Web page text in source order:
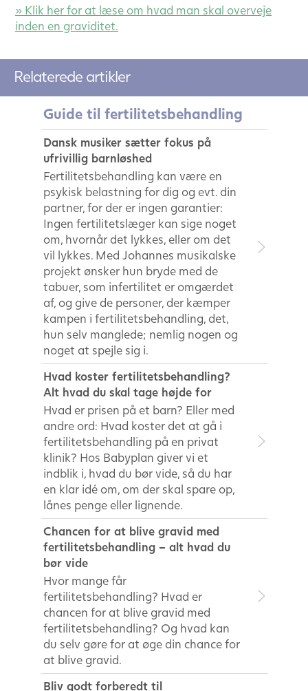
» Klik her for at læse om hvad man skal overveje
inden en graviditet.
Relaterede artikler
Guide til fertilitetsbehandling
Dansk musiker sætter fokus på
ufrivillig barnløshed
Fertilitetsbehandling kan være en
psykisk belastning for dig og evt. din
partner, for der er ingen garantier:
Ingen fertilitetslæger kan sige noget
om, hvornår det lykkes, eller om det
vil lykkes. Med Johannes musikalske
projekt ønsker hun bryde med de
tabuer, som infertilitet er omgærdet
af, og give de personer, der kæmper
kampen i fertilitetsbehandling, det,
hun selv manglede; nemlig nogen og
noget at spejle sig i.
Hvad koster fertilitetsbehandling?
Alt hvad du skal tage højde for
Hvad er prisen på et barn? Eller med
andre ord: Hvad koster det at gå i
fertilitetsbehandling på en privat
klinik? Hos Babyplan giver vi et
indblik i, hvad du bør vide, så du har
en klar idé om, om der skal spare op,
lånes penge eller lignende.
Chancen for at blive gravid med
fertilitetsbehandling – alt hvad du
bør vide
Hvor mange får
fertilitetsbehandling? Hvad er
chancen for at blive gravid med
fertilitetsbehandling? Og hvad kan
du selv gøre for at øge din chance for
at blive gravid.
Bliv godt forberedt til